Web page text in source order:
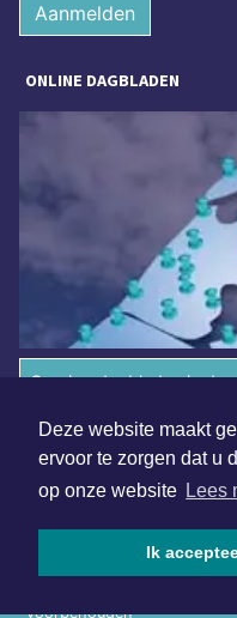
Deze website maakt
ervoor te zorgen dat u
op onze website Lees
Ik
Aanmelden
ONLINE DAGBLADEN
Overige dagbladen in de
voorbehouden
Algemene voorwaarden
Disclaimer